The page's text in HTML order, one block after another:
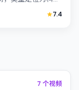
7.4
7 个视频